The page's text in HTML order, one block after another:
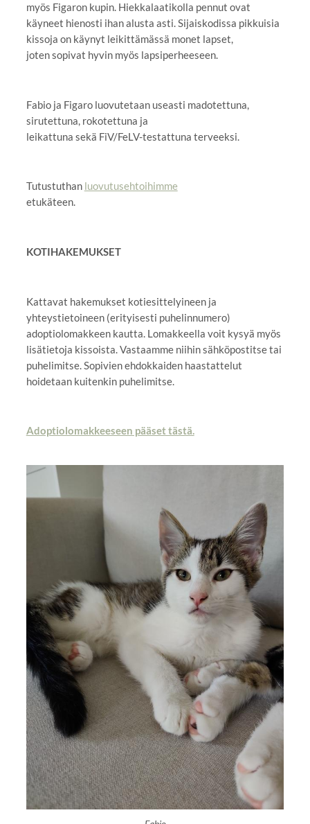
myös Figaron kupin. Hiekkalaatikolla pennut ovat
käyneet hienosti ihan alusta asti. Sijaiskodissa pikkuisia
kissoja on käynyt leikittämässä monet lapset,
joten sopivat hyvin myös lapsiperheeseen.
Fabio ja Figaro luovutetaan useasti madotettuna,
sirutettuna, rokotettuna ja
leikattuna sekä FiV/FeLV-testattuna terveeksi.
Tutustuthan luovutusehtoihimme
etukäteen.
KOTIHAKEMUKSET
Kattavat hakemukset kotiesittelyineen ja
yhteystietoineen (erityisesti puhelinnumero)
adoptiolomakkeen kautta. Lomakkeella voit kysyä myös
lisätietoja kissoista. Vastaamme niihin sähköpostitse tai
puhelimitse. Sopivien ehdokkaiden haastattelut
hoidetaan kuitenkin puhelimitse.
Adoptiolomakkeeseen pääset tästä.